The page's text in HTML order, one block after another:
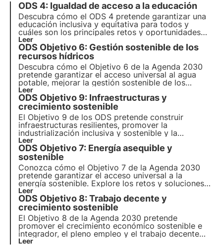
ODS 4: Igualdad de acceso a la educación
Descubra cómo el ODS 4 pretende garantizar una
educación inclusiva y equitativa para todos y
cuáles son los principales retos y oportunidades
para alcanzar este objetivo. Descubra también
cómo 3Bee promueve la educación y la formación
medioambiental para adultos.
Leer
ODS Objetivo 6: Gestión sostenible de los
recursos hídricos
Descubra cómo el Objetivo 6 de la Agenda 2030
pretende garantizar el acceso universal al agua
potable, mejorar la gestión sostenible de los
recursos hídricos y el saneamiento, y proteger los
ecosistemas acuáticos.
Leer
ODS Objetivo 9: Infraestructuras y
crecimiento sostenible
El Objetivo 9 de los ODS pretende construir
infraestructuras resilientes, promover la
industrialización inclusiva y sostenible y la
innovación para el crecimiento económico.
Descubra cómo la inversión en infraestructuras
sostenibles y tecnologías limpias puede contribuir
al crecimiento económico.
Leer
ODS Objetivo 7: Energía asequible y
sostenible
Conozca cómo el Objetivo 7 de la Agenda 2030
pretende garantizar el acceso universal a la
energía sostenible. Explore los retos y soluciones
para promover las energías renovables y la
eficiencia energética, el papel de las empresas y
los proyectos innovadores en este ámbito.
Leer
ODS Objetivo 8: Trabajo decente y
crecimiento sostenible
El Objetivo 8 de la Agenda 2030 pretende
promover el crecimiento económico sostenible e
integrador, el pleno empleo y el trabajo decente
para todos. En este artículo analizaremos las
Leer